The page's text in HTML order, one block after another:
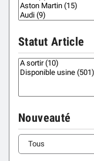
Statut Article
Nouveauté